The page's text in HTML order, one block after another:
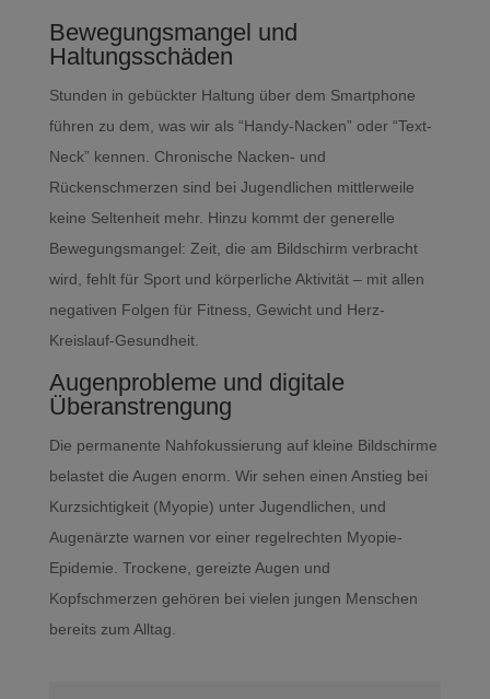
Bewegungsmangel und
Haltungsschäden
Stunden in gebückter Haltung über dem Smartphone
führen zu dem, was wir als “Handy-Nacken” oder “Text-
Neck” kennen. Chronische Nacken- und
Rückenschmerzen sind bei Jugendlichen mittlerweile
keine Seltenheit mehr. Hinzu kommt der generelle
Bewegungsmangel: Zeit, die am Bildschirm verbracht
wird, fehlt für Sport und körperliche Aktivität – mit allen
negativen Folgen für Fitness, Gewicht und Herz-
Kreislauf-Gesundheit.
Augenprobleme und digitale
Überanstrengung
Die permanente Nahfokussierung auf kleine Bildschirme
belastet die Augen enorm. Wir sehen einen Anstieg bei
Kurzsichtigkeit (Myopie) unter Jugendlichen, und
Augenärzte warnen vor einer regelrechten Myopie-
Epidemie. Trockene, gereizte Augen und
Kopfschmerzen gehören bei vielen jungen Menschen
bereits zum Alltag.